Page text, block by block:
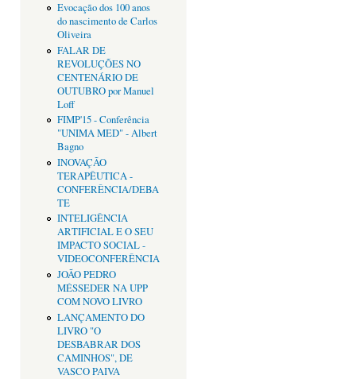
Evocação dos 100 anos
do nascimento de Carlos
Oliveira
FALAR DE
REVOLUÇÕES NO
CENTENÁRIO DE
OUTUBRO por Manuel
Loff
FIMP'15 - Conferência
"UNIMA MED" - Albert
Bagno
INOVAÇÃO
TERAPÊUTICA -
CONFERÊNCIA/DEBA
TE
INTELIGÊNCIA
ARTIFICIAL E O SEU
IMPACTO SOCIAL -
VIDEOCONFERÊNCIA
JOÃO PEDRO
MÉSSEDER NA UPP
COM NOVO LIVRO
LANÇAMENTO DO
LIVRO "O
DESBABRAR DOS
CAMINHOS", DE
VASCO PAIVA